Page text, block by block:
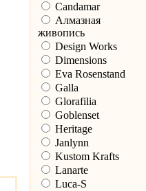
Candamar
Алмазная
живопись
Design Works
Dimensions
Eva Rosenstand
Galla
Glorafilia
Goblenset
Heritage
Janlynn
Kustom Krafts
Lanarte
Luca-S